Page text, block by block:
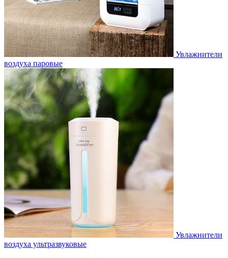
Увлажнители
воздуха паровые
Увлажнители
воздуха ультразвуковые